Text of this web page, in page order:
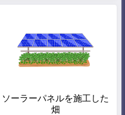
ソーラーパネルを施工した
畑